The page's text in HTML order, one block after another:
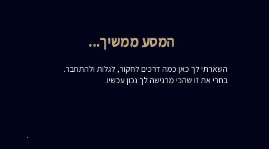
המסע ממשיך...
השארתי לך כאן כמה דרכים לחקור, לגלות ולהתחבר.
בחרי את זו שהכי מרגישה לך נכון עכשיו.